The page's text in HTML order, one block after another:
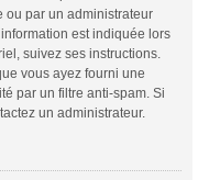
ou par un administrateur
est indiquée lors
suivez ses instructions.
vous ayez fourni une
par un filtre anti-spam. Si
un administrateur.